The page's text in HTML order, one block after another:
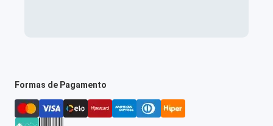
Formas de Pagamento